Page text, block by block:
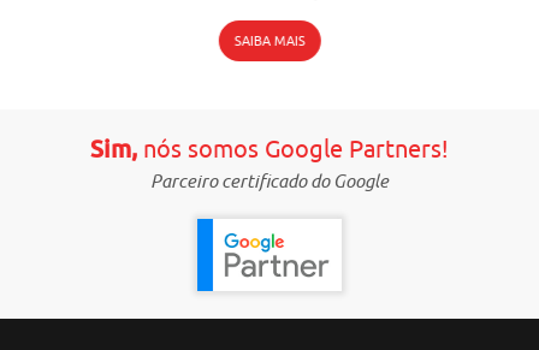
SAIBA MAIS
Sim,nós somos Google Partners!
Parceiro certificado do Google